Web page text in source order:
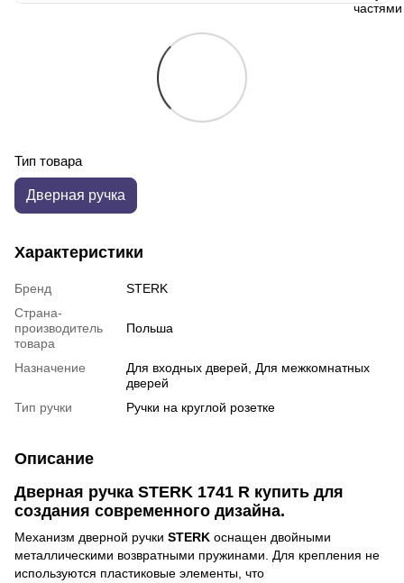
Тип товара
Дверная ручка
Характеристики
Бренд
STERK
Страна-
производитель
товара
Польша
Назначение
Для входных дверей, Для межкомнатных
дверей
Тип ручки
Ручки на круглой розетке
Описание
Дверная ручка STERK 1741 R купить для
создания современного дизайна.
Механизм дверной ручки STERK оснащен двойными
металлическими возвратными пружинами. Для крепления не
используются пластиковые элементы, что